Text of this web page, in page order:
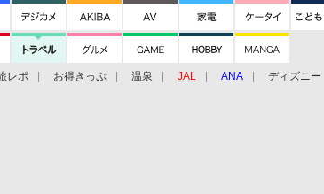
レポ お得きっぷ 温泉 JAL ANA ディズニー